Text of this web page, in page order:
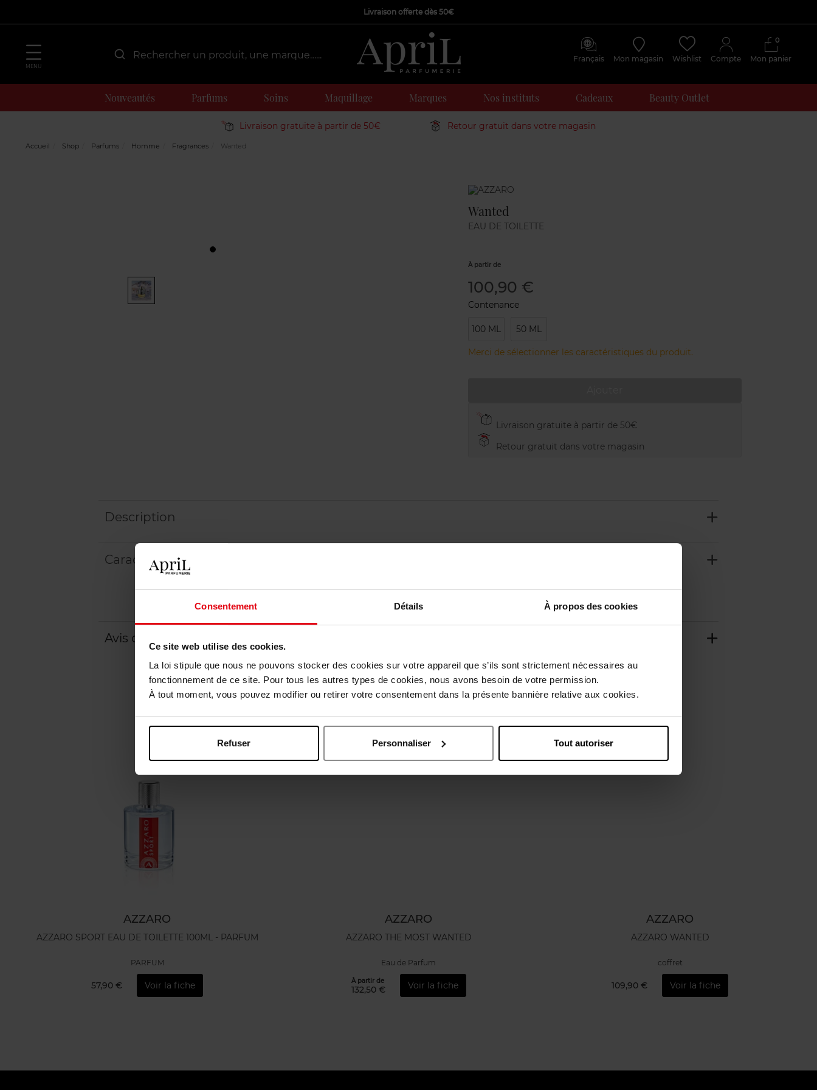
Consentement Détails À propos des cookies
Ce site web utilise des cookies.
La loi stipule que nous ne pouvons stocker des cookies sur votre appareil que s’ils sont strictement nécessaires au
fonctionnement de ce site. Pour tous les autres types de cookies, nous avons besoin de votre permission.
À tout moment, vous pouvez modifier ou retirer votre consentement dans la présente bannière relative aux cookies.
Refuser Personnaliser Tout autoriser
Livraison offerte dès 50€
MENU
Français Mon magasin Wishlist Compte Mon panier
0
Nouveautés Parfums Soins Maquillage Marques Nos instituts Cadeaux Beauty Outlet
Livraison gratuite à partir de 50€ Retour gratuit dans votre magasin
Accueil Shop Parfums Homme Fragrances Wanted
Marque
Wanted
EAU DE TOILETTE
À partir de
100,90 €
Contenance
100 ML 50 ML
Merci de sélectionner les caractéristiques du produit.
Livraison gratuite à partir de 50€
Retour gratuit dans votre magasin
Description
Caractéristiques
Avis client
Oublié quelque chose ?
AZZARO
AZZARO SPORT EAU DE TOILETTE 100ML - PARFUM
PARFUM
57,90 € Voir la fiche
AZZARO
AZZARO THE MOST WANTED
Eau de Parfum
À partir de
132,50 € Voir la fiche
AZZARO
AZZARO WANTED
coffret
109,90 € Voir la fiche